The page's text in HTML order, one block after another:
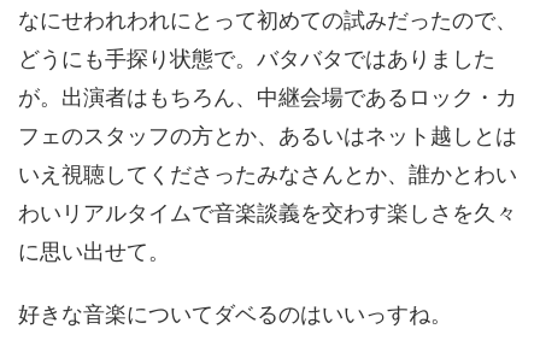
なにせわれわれにとって初めての試みだったので、
どうにも手探り状態で。バタバタではありました
が。出演者はもちろん、中継会場であるロック・カ
フェのスタッフの方とか、あるいはネット越しとは
いえ視聴してくださったみなさんとか、誰かとわい
わいリアルタイムで音楽談義を交わす楽しさを久々
に思い出せて。
好きな音楽についてダベるのはいいっすね。